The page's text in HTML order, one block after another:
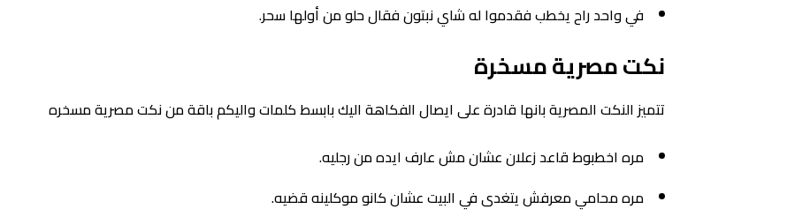
في واحد راح يخطب فقدموا له شاي نبتون فقال حلو من أولها سحر.
نكت مصرية مسخرة
تتميز النكت المصرية بانها قادرة على ايصال الفكاهة اليك بابسط كلمات واليكم باقة من نكت مصرية مسخره
مره اخطبوط قاعد زعلان عشان مش عارف ايده من رجليه.
مره محامي معرفش يتغدى في البيت عشان كانو موكلينه قضيه.